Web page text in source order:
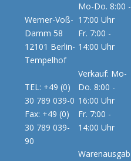
Werner-Voß-
Damm 58
12101 Berlin-
Tempelhof
TEL: +49 (0)
30 789 039-0
Fax: +49 (0)
30 789 039-
90
Mo-Do. 8:00 -
17:00 Uhr
Fr. 7:00 -
14:00 Uhr
Verkauf: Mo-
Do. 8:00 -
16:00 Uhr
Fr. 7:00 -
14:00 Uhr
Warenausgab